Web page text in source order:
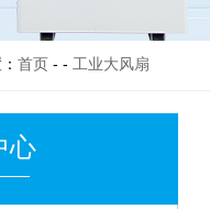
首页 - - 工业大风扇
心